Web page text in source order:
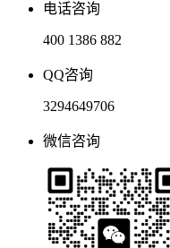
电话咨询
400 1386 882
QQ咨询
3294649706
微信咨询